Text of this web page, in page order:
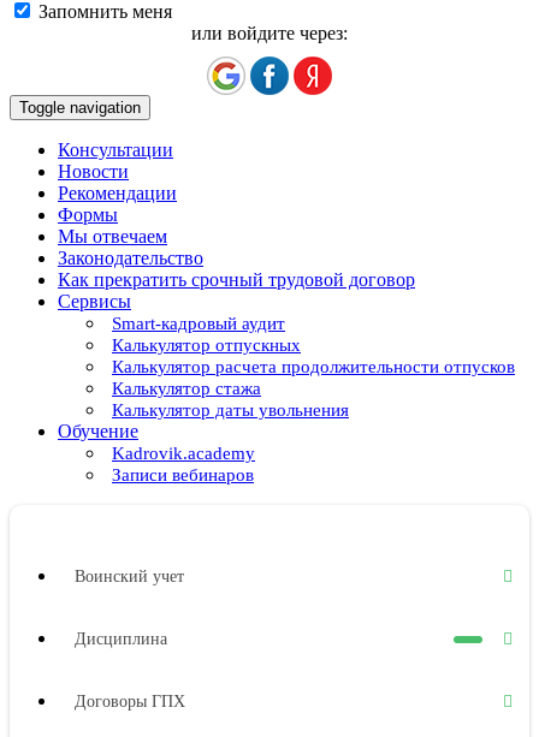
Запомнить меня
или войдите через:
Toggle navigation
Консультации
Новости
Рекомендации
Формы
Мы отвечаем
Законодательство
Как прекратить срочный трудовой договор
Сервисы
Smart-кадровый аудит
Калькулятор отпускных
Калькулятор расчета продолжительности отпусков
Калькулятор стажа
Калькулятор даты увольнения
Обучение
Kadrovik.academy
Записи вебинаров
Воинский учет
Дисциплина
Договоры ГПХ